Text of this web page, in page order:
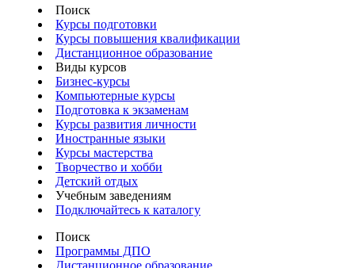
Поиск
Курсы подготовки
Курсы повышения квалификации
Дистанционное образование
Виды курсов
Бизнес-курсы
Компьютерные курсы
Подготовка к экзаменам
Курсы развития личности
Иностранные языки
Курсы мастерства
Творчество и хобби
Детский отдых
Учебным заведениям
Подключайтесь к каталогу
Поиск
Программы ДПО
Дистанционное образование